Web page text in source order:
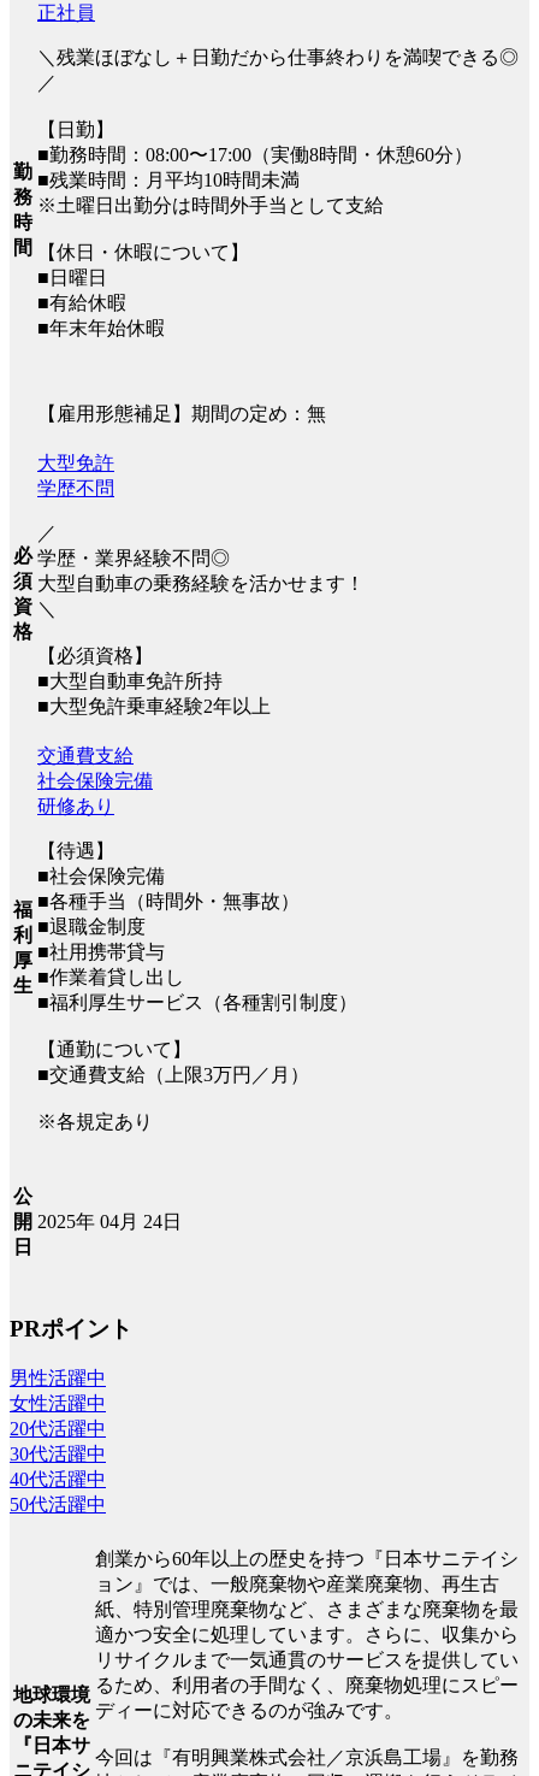
勤
務
時
間
正社員
＼残業ほぼなし＋日勤だから仕事終わりを満喫できる◎
／
【日勤】
■勤務時間：08:00〜17:00（実働8時間・休憩60分）
■残業時間：月平均10時間未満
※土曜日出勤分は時間外手当として支給
【休日・休暇について】
■日曜日
■有給休暇
■年末年始休暇
【雇用形態補足】期間の定め：無
必
須
資
格
大型免許
学歴不問
／
学歴・業界経験不問◎
大型自動車の乗務経験を活かせます！
＼
【必須資格】
■大型自動車免許所持
■大型免許乗車経験2年以上
福
利
厚
生
交通費支給
社会保険完備
研修あり
【待遇】
■社会保険完備
■各種手当（時間外・無事故）
■退職金制度
■社用携帯貸与
■作業着貸し出し
■福利厚生サービス（各種割引制度）
【通勤について】
■交通費支給（上限3万円／月）
※各規定あり
公
開
日
2025年 04月 24日
PRポイント
男性活躍中
女性活躍中
20代活躍中
30代活躍中
40代活躍中
50代活躍中
地球環境
の未来を
『日本サ
ニテイシ
創業から60年以上の歴史を持つ『日本サニテイシ
ョン』では、一般廃棄物や産業廃棄物、再生古
紙、特別管理廃棄物など、さまざまな廃棄物を最
適かつ安全に処理しています。さらに、収集から
リサイクルまで一気通貫のサービスを提供してい
るため、利用者の手間なく、廃棄物処理にスピー
ディーに対応できるのが強みです。
今回は『有明興業株式会社／京浜島工場』を勤務